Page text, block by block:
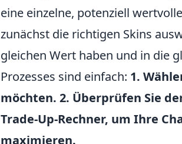
eine einzelne, potenziell
zunächst die richtigen Skins
gleichen Wert haben und in die
Prozesses sind einfach: 1.
möchten. 2. Überprüfen Sie
Trade-Up-Rechner, um Ihre
maximieren.